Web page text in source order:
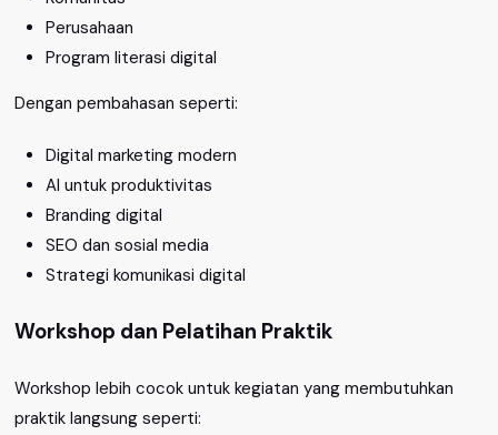
Perusahaan
Program literasi digital
Dengan pembahasan seperti:
Digital marketing modern
AI untuk produktivitas
Branding digital
SEO dan sosial media
Strategi komunikasi digital
Workshop dan Pelatihan Praktik
Workshop lebih cocok untuk kegiatan yang membutuhkan
praktik langsung seperti: